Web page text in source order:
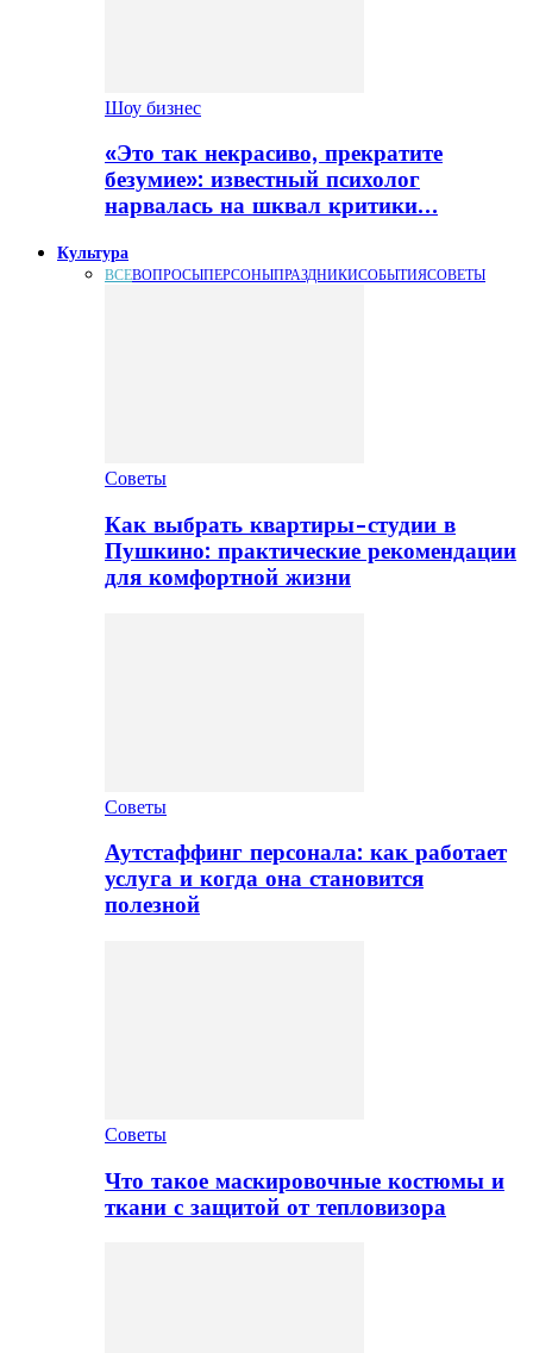
Шоу бизнес
«Это так некрасиво, прекратите
безумие»: известный психолог
нарвалась на шквал критики…
Культура
ВСЕВОПРОСЫПЕРСОНЫПРАЗДНИКИСОБЫТИЯСОВЕТЫ
Советы
Как выбрать квартиры-студии в
Пушкино: практические рекомендации
для комфортной жизни
Советы
Аутстаффинг персонала: как работает
услуга и когда она становится
полезной
Советы
Что такое маскировочные костюмы и
ткани с защитой от тепловизора